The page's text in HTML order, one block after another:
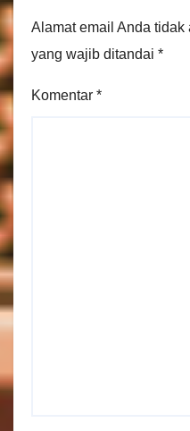
Alamat email Anda
yang wajib ditandai *
Komentar *